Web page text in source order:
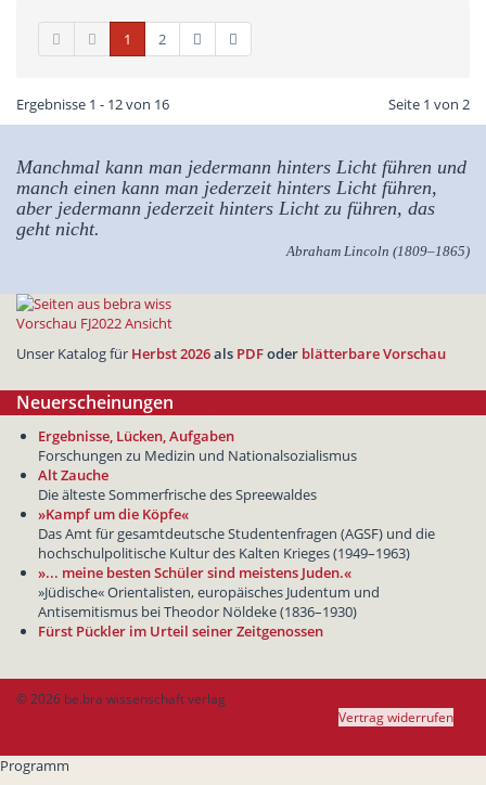
1 2
Ergebnisse 1 - 12 von 16 Seite 1 von 2
Manchmal kann man jedermann hinters Licht führen und
manch einen kann man jederzeit hinters Licht führen,
aber jedermann jederzeit hinters Licht zu führen, das
geht nicht.
Abraham Lincoln (1809–1865)
Unser Katalog für Herbst 2026als PDFoder blätterbare Vorschau
Neuerscheinungen
Ergebnisse, Lücken, Aufgaben
Forschungen zu Medizin und Nationalsozialismus
Alt Zauche
Die älteste Sommerfrische des Spreewaldes
»Kampf um die Köpfe«
Das Amt für gesamtdeutsche Studentenfragen (AGSF) und die
hochschulpolitische Kultur des Kalten Krieges (1949–1963)
»... meine besten Schüler sind meistens Juden.«
»Jüdische« Orientalisten, europäisches Judentum und
Antisemitismus bei Theodor Nöldeke (1836–1930)
Fürst Pückler im Urteil seiner Zeitgenossen
© 2026 be.bra wissenschaft verlag
Vertrag widerrufen
Programm